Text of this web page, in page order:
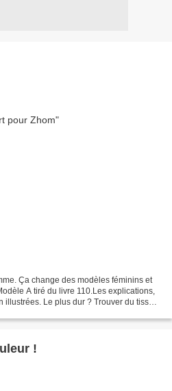
Ça change des modèles féminins et
A tiré du livre 110.Les explications,
illustrées. Le plus dur ? Trouver du tissu
!